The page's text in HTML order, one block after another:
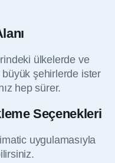
ülkelerde ve
şehirlerde ister
hep sürer.
Seçenekleri
uygulamasıyla